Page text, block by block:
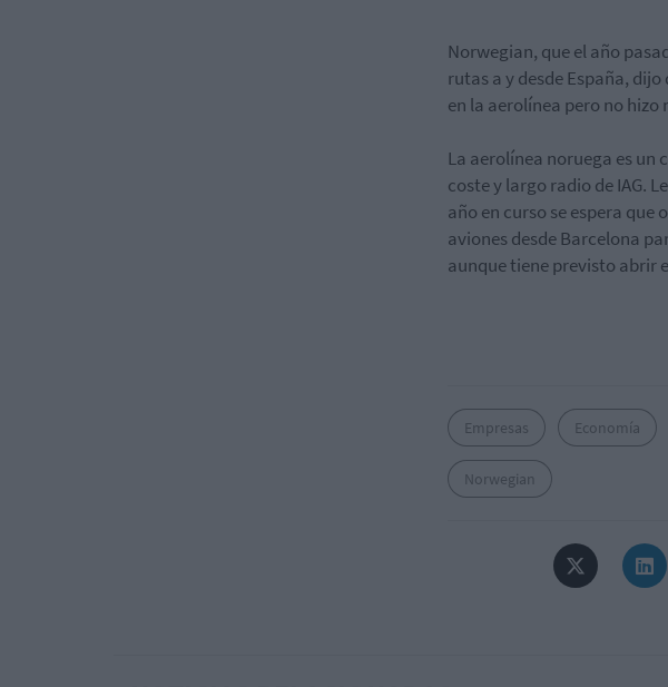
Norwegian, que el año
rutas a y desde España,
en la aerolínea pero no
La aerolínea noruega es un
coste y largo radio de IAG.
año en curso se espera que
aviones desde Barcelona
aunque tiene previsto abrir
Empresas Economía
Norwegian